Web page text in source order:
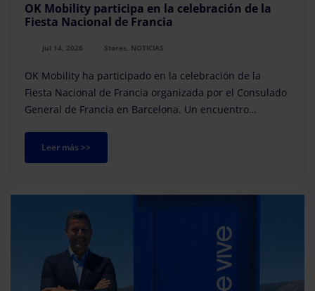
OK Mobility participa en la celebración de la
Fiesta Nacional de Francia
Jul 14, 2026 Stores, NOTICIAS
OK Mobility ha participado en la celebración de la
Fiesta Nacional de Francia organizada por el Consulado
General de Francia en Barcelona. Un encuentro
amistad, cooperación y entendimiento entre países vec
Leer más >>